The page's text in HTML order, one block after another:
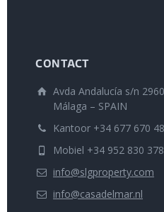
CONTACT
Avda Andalucía s/n
Málaga – SPAIN
Kantoor +34 677 670
Mobiel +34 952 830 378
info@slgproperty.com
info@casadelmar.nl